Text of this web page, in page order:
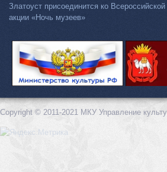
Златоуст присоединится ко Всероссийской
акции «Ночь музеев»
Copyright © 2011-2021 МКУ Управление